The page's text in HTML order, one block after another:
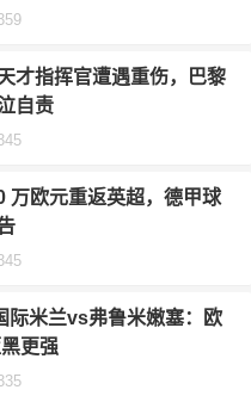
才指挥官遭遇重伤，巴黎
自责
万欧元重返英超，德甲球
际米兰vs弗鲁米嫩塞：欧
更强